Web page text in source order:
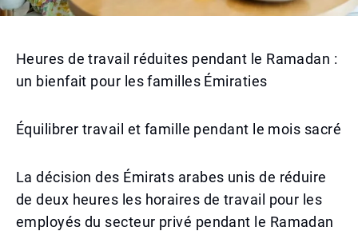
Heures de travail réduites pendant le Ramadan :
un bienfait pour les familles Émiraties
Équilibrer travail et famille pendant le mois sacré
La décision des Émirats arabes unis de réduire
de deux heures les horaires de travail pour les
employés du secteur privé pendant le Ramadan